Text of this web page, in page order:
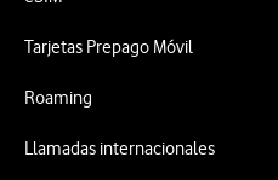
Tarjetas Prepago Móvil
Roaming
Llamadas internacionales